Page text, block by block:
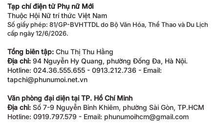
Tạp chí điện tử Phụ nữ Mới
Thuộc Hội Nữ trí thức Việt Nam
Số giấy phép: 81/GP-BVHTTDL do Bộ Văn Hóa, Thể Thao và Du Lịch
cấp ngày 12/6/2026.
Tổng biên tập: Chu Thị Thu Hằng
Địa chỉ: 94 Nguyễn Hy Quang, phường Đống Đa, Hà Nội.
Hotline: 024.36.555.655 - 0913.212.736 - Email:
tapchi@phunumoi.net.vn
Văn phòng đại diện tại TP. Hồ Chí Minh
Địa chỉ: Số 7-9 Nguyễn Bỉnh Khiêm, phường Sài Gòn, TP.HCM
Hotline: 0919.797.579 - Email: phunumoihcm@gmail.com